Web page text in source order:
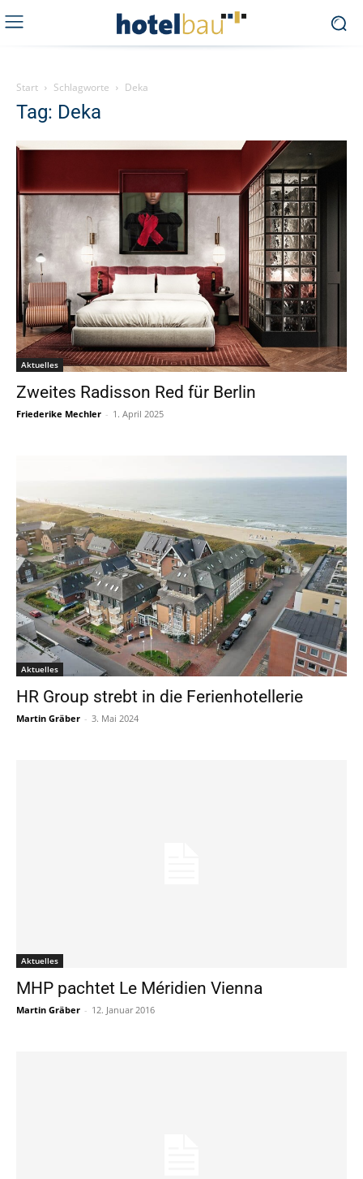
Start Schlagworte Deka
Tag: Deka
Aktuelles
Zweites Radisson Red für Berlin
Friederike Mechler - 1. April 2025
Aktuelles
HR Group strebt in die Ferienhotellerie
Martin Gräber - 3. Mai 2024
Aktuelles
MHP pachtet Le Méridien Vienna
Martin Gräber - 12. Januar 2016